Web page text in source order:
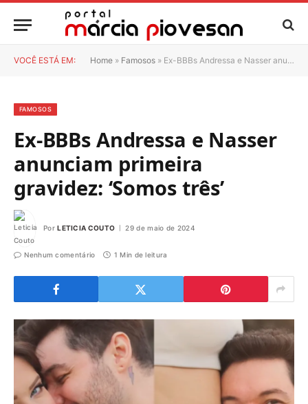
VOCÊ ESTÁ EM: Home » Famosos » Ex-BBBs Andressa e Nasser anunciam primeira gravidez: ‘Somos três’
FAMOSOS
Ex-BBBs Andressa e Nasser
anunciam primeira
gravidez: ‘Somos três’
Por LETICIA COUTO 29 de maio de 2024
Nenhum comentário 1 Min de leitura